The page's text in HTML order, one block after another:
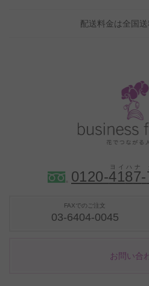
配送料金は全国送
0120-4187-
FAXでのご注文
03-6404-0045
お問い合